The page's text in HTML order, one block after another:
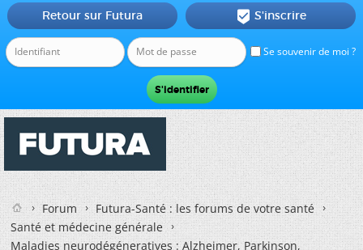
Se souvenir de moi ?
Retour sur Futura  S'inscrire
Forum
Futura-Santé : les forums de votre santé
Santé et médecine générale
Maladies neurodégéneratives : Alzheimer, Parkinson,